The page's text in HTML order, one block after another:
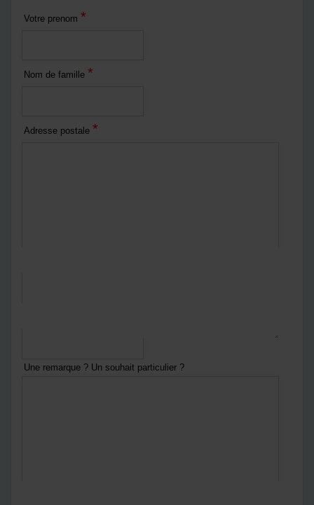
Votre prenom *
Nom de famille *
Adresse postale *
Une remarque ? Un souhait particulier ?